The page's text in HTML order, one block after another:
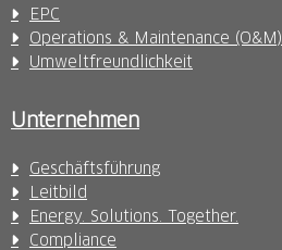
EPC
Operations & Maintenance (O&M)
Umweltfreundlichkeit
Unternehmen
Geschäftsführung
Leitbild
Energy. Solutions. Together.
Compliance